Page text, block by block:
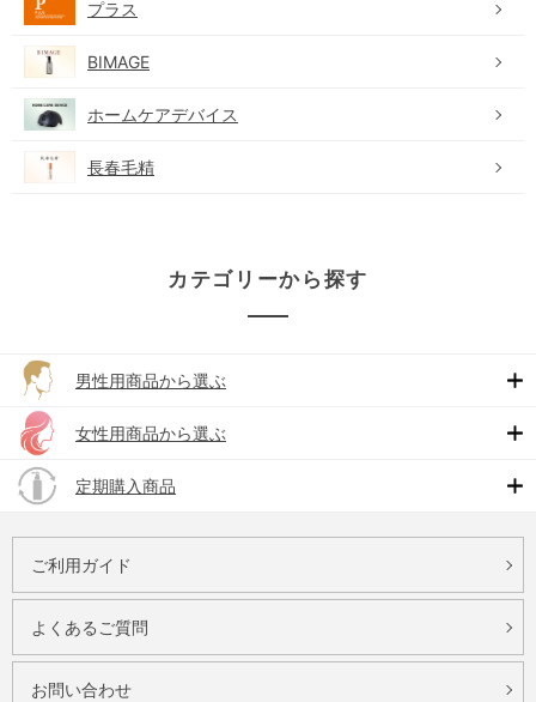
プラス
BIMAGE
ホームケアデバイス
長春毛精
カテゴリーから探す
男性用商品から選ぶ
女性用商品から選ぶ
定期購入商品
ご利用ガイド
よくあるご質問
お問い合わせ